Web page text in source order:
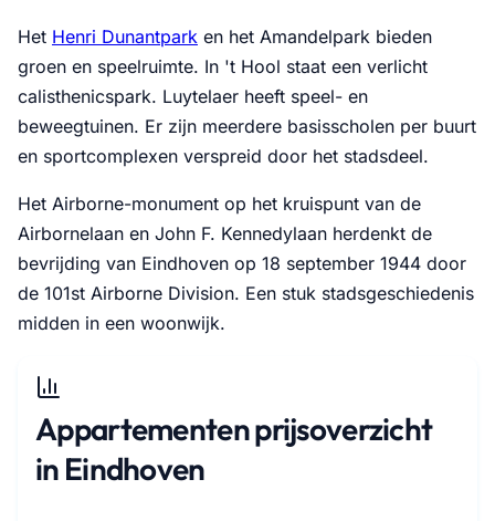
Het Henri Dunantpark en het Amandelpark bieden
groen en speelruimte. In 't Hool staat een verlicht
calisthenicspark. Luytelaer heeft speel- en
beweegtuinen. Er zijn meerdere basisscholen per buurt
en sportcomplexen verspreid door het stadsdeel.
Het Airborne-monument op het kruispunt van de
Airbornelaan en John F. Kennedylaan herdenkt de
bevrijding van Eindhoven op 18 september 1944 door
de 101st Airborne Division. Een stuk stadsgeschiedenis
midden in een woonwijk.
Appartementen prijsoverzicht
in Eindhoven